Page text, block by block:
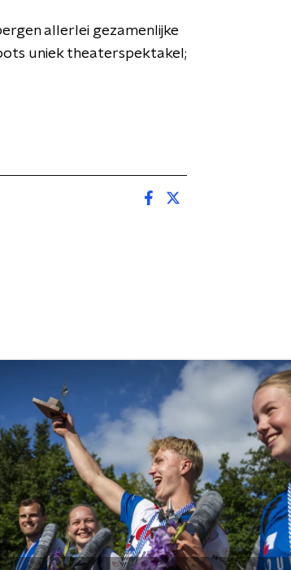
allerlei gezamenlijke
uniek theaterspektakel;